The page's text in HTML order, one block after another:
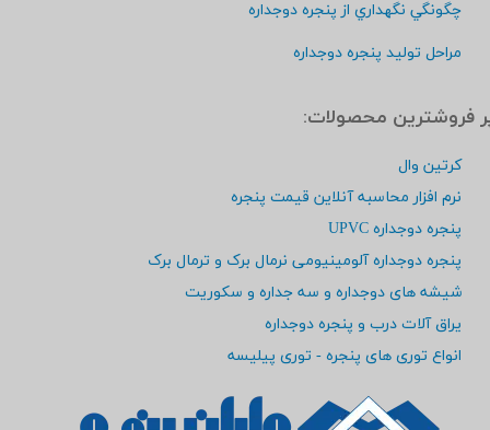
چگونگي نگهداري از پنجره دوجداره
مراحل توليد پنجره دوجداره
کرتین وال
نرم افزار محاسبه آنلاین قیمت پنجره
پنجره دوجداره UPVC
پنجره دوجداره آلومینیومی نرمال برک و ترمال برک
شیشه های دوجداره و سه جداره و سکوریت
یراق آلات درب و پنجره دوجداره
انواع توری های پنجره - توری پیلیسه
فروشترين محصولات: